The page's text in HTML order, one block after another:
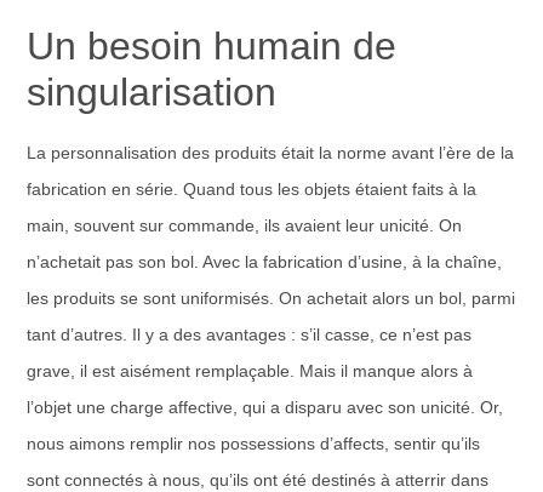
Un besoin humain de
singularisation
La personnalisation des produits était la norme avant l’ère de la
fabrication en série. Quand tous les objets étaient faits à la
main, souvent sur commande, ils avaient leur unicité. On
n’achetait pas son bol. Avec la fabrication d’usine, à la chaîne,
les produits se sont uniformisés. On achetait alors un bol, parmi
tant d’autres. Il y a des avantages : s’il casse, ce n’est pas
grave, il est aisément remplaçable. Mais il manque alors à
l’objet une charge affective, qui a disparu avec son unicité. Or,
nous aimons remplir nos possessions d’affects, sentir qu’ils
sont connectés à nous, qu’ils ont été destinés à atterrir dans